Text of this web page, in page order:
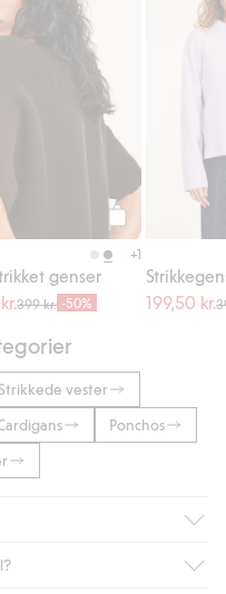
Legg til
+1
genser
399 kr. -50%
199,50 kr.
Strikkede vester
Ponchos
gratis frakt til butikk,